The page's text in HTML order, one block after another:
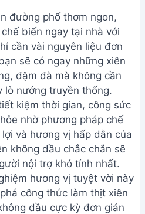
đường phố thơm ngon,
biến ngay tại nhà với
cần vài nguyên liệu đơn
sẽ có ngay những xiên
đậm đà mà không cần
lò nướng truyền thống.
kiệm thời gian, công sức
nhờ phương pháp chế
và hương vị hấp dẫn của
không dầu chắc chắn sẽ
nội trợ khó tính nhất.
hương vị tuyệt vời này
công thức làm thịt xiên
dầu cực kỳ đơn giản